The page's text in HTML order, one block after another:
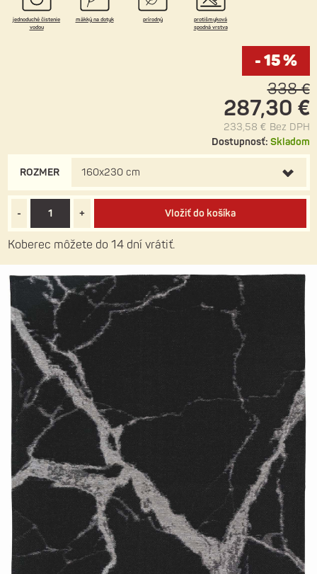
jednoduché čistenie
vodou
mäkký na dotyk prírodný
protišmyková
spodná vrstva
Dostupnosť: Skladom
- 15 %
338 €
287,30 €
233,58 € Bez DPH
ROZMER 160x230 cm
- + Vložiť do košíka
Koberec môžete do 14 dní vrátiť.